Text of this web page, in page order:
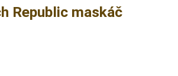
Republic maskáč